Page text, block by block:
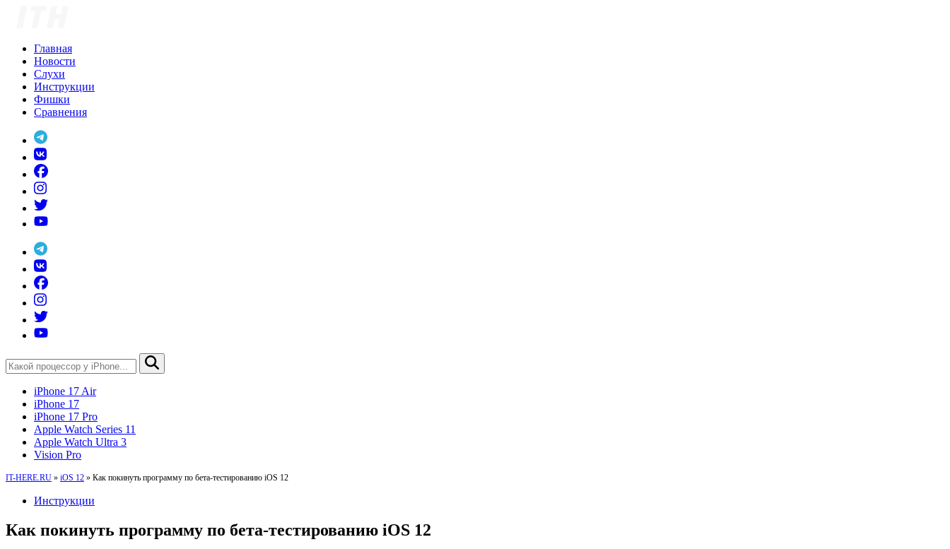
Главная
Новости
Слухи
Инструкции
Фишки
Сравнения
iPhone 17 Air
iPhone 17
iPhone 17 Pro
Apple Watch Series 11
Apple Watch Ultra 3
Vision Pro
IT-HERE.RU » iOS 12 » Как покинуть программу по бета-тестированию iOS 12
Инструкции
Как покинуть программу по бета-тестированию iOS 12